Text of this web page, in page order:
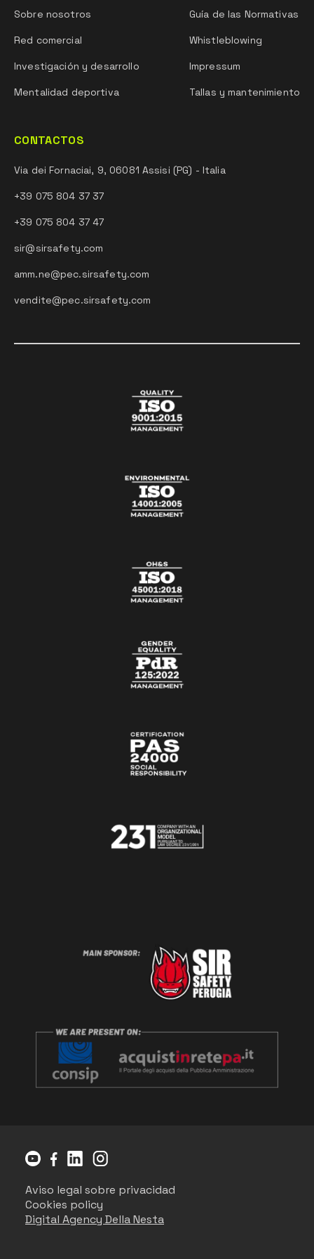
Sobre nosotros
Red comercial
Investigación y desarrollo
Mentalidad deportiva
Guía de las Normativas
Whistleblowing
Impressum
Tallas y mantenimiento
CONTACTOS
Via dei Fornaciai, 9, 06081 Assisi (PG) - Italia
+39 075 804 37 37
+39 075 804 37 47
sir@sirsafety.com
amm.ne@pec.sirsafety.com
vendite@pec.sirsafety.com
Aviso legal sobre privacidad
Cookies policy
Digital Agency Della Nesta